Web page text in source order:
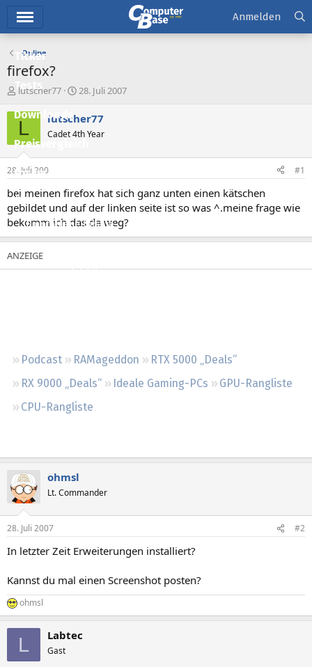
Ticker
Tests
Downloads
Preisvergleich
Forum
Aktuelles
Empfohlene Inhalte
Neueste Aktivitäten
Podcast RAMageddon
RTX 5000 „Deals“
RX 9000 „Deals“
Ideale Gaming-PCs
GPU-Rangliste
CPU-Rangliste
Anmelden
Online
firefox?
E
s
e
e
r
lutscher77
E
s
t
e
t
a
m
28. Juli 2007
L lutscher77
Cadet 4th Year
28. Juli 2007 #1
bei meinen firefox hat sich ganz unten einen kätschen
gebildet und auf der linken seite ist so was ^.meine frage wie
bekomm ich das da weg?
ohmsl
Lt. Commander
28. Juli 2007 #2
In letzter Zeit Erweiterungen installiert?
Kannst du mal einen Screenshot posten?
ohmsl
L Labtec
Gast